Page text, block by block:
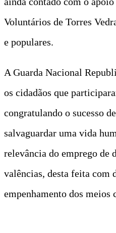
Voluntários de Torres
e populares.
A Guarda Nacional
os cidadãos que
congratulando o sucesso
salvaguardar uma vida
relevância do emprego de
valências, desta feita com
empenhamento dos meios